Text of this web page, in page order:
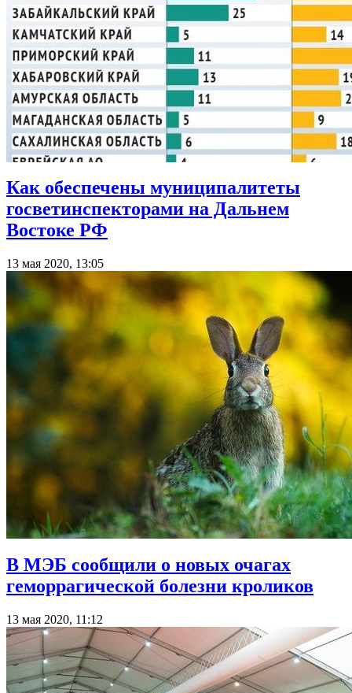
Как обеспечены муниципалитеты
госветинспекторами на Дальнем
Востоке РФ
13 мая 2020, 13:05
В МЭБ сообщили о новых очагах
геморрагической болезни кроликов
13 мая 2020, 11:12